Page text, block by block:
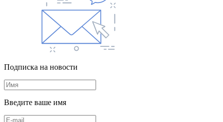
Подписка на новости
Введите ваше имя